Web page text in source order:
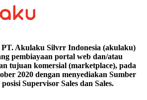
PT. Akulaku Silvrr Indonesia (akulaku)
pembiayaan portal web dan/atau
tujuan komersial (marketplace), pada
2020 dengan menyediakan Sumber
Supervisor Sales dan Sales.